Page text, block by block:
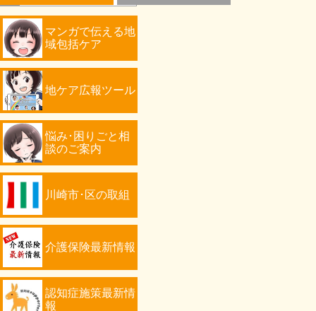
マンガで伝える地
域包括ケア
地ケア広報ツール
悩み･困りごと相
談のご案内
川崎市･区の取組
介護保険最新情報
認知症施策最新情
報